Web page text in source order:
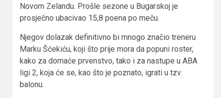
Novom Zelandu. Prošle sezone u Bugarskoj je
prosječno ubacivao 15,8 poena po meču.
Njegov dolazak definitivno bi mnogo značio treneru
Marku Šćekiću, koji što prije mora da popuni roster,
kako za domaće prvenstvo, tako i za nastupe u ABA
ligi 2, koja će se, kao što je poznato, igrati u tzv.
balonu.